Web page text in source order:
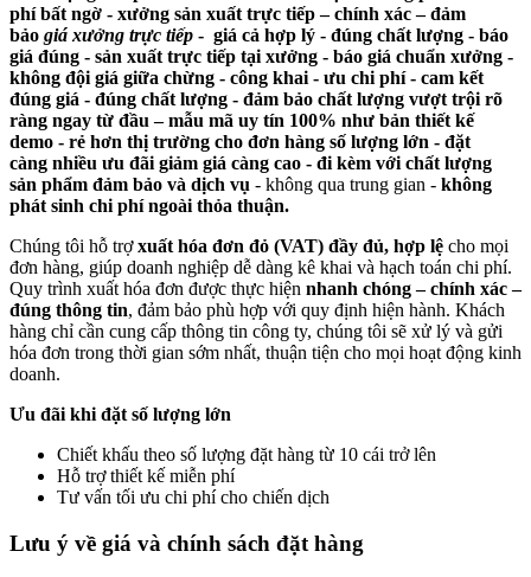
phí bất ngờ - xưởng sản xuất trực tiếp – chính xác – đảm
bảo giá xưởng trực tiếp - giá cả hợp lý - đúng chất lượng - báo
giá đúng - sản xuất trực tiếp tại xưởng - báo giá chuẩn xưởng -
không đội giá giữa chừng - công khai - ưu chi phí - cam kết
đúng giá - đúng chất lượng - đảm bảo chất lượng vượt trội rõ
ràng ngay từ đầu – mẫu mã uy tín 100% như bản thiết kế
demo - rẻ hơn thị trường cho đơn hàng số lượng lớn - đặt
càng nhiều ưu đãi giảm giá càng cao - đi kèm với chất lượng
sản phẩm đảm bảo và dịch vụ - không qua trung gian - không
phát sinh chi phí ngoài thỏa thuận.
Chúng tôi hỗ trợxuất hóa đơn đỏ (VAT) đầy đủ, hợp lệ cho mọi
đơn hàng, giúp doanh nghiệp dễ dàng kê khai và hạch toán chi phí.
Quy trình xuất hóa đơn được thực hiện nhanh chóng – chính xác –
đúng thông tin, đảm bảo phù hợp với quy định hiện hành. Khách
hàng chỉ cần cung cấp thông tin công ty, chúng tôi sẽ xử lý và gửi
hóa đơn trong thời gian sớm nhất, thuận tiện cho mọi hoạt động kinh
doanh.
Ưu đãi khi đặt số lượng lớn
Chiết khấu theo số lượng đặt hàng từ 10 cái trở lên
Hỗ trợ thiết kế miễn phí
Tư vấn tối ưu chi phí cho chiến dịch
Lưu ý về giá và chính sách đặt hàng